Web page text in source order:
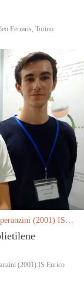
Ferraris, Torino
(2001) IS
(2001) IS Enrico